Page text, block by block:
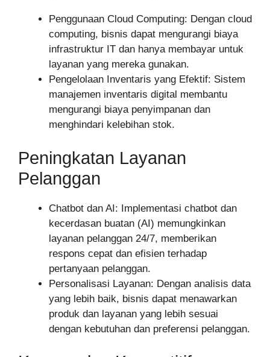
Penggunaan Cloud Computing: Dengan cloud
computing, bisnis dapat mengurangi biaya
infrastruktur IT dan hanya membayar untuk
layanan yang mereka gunakan.
Pengelolaan Inventaris yang Efektif: Sistem
manajemen inventaris digital membantu
mengurangi biaya penyimpanan dan
menghindari kelebihan stok.
Peningkatan Layanan
Pelanggan
Chatbot dan AI: Implementasi chatbot dan
kecerdasan buatan (AI) memungkinkan
layanan pelanggan 24/7, memberikan
respons cepat dan efisien terhadap
pertanyaan pelanggan.
Personalisasi Layanan: Dengan analisis data
yang lebih baik, bisnis dapat menawarkan
produk dan layanan yang lebih sesuai
dengan kebutuhan dan preferensi pelanggan.